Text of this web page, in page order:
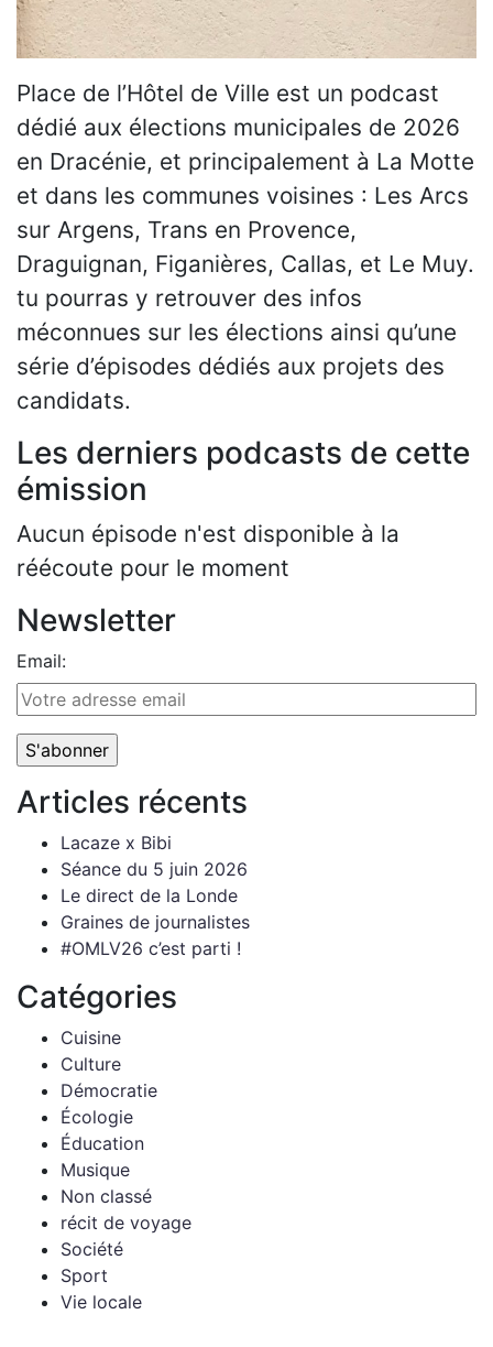
Place de l’Hôtel de Ville est un podcast
dédié aux élections municipales de 2026
en Dracénie, et principalement à La Motte
et dans les communes voisines : Les Arcs
sur Argens, Trans en Provence,
Draguignan, Figanières, Callas, et Le Muy.
tu pourras y retrouver des infos
méconnues sur les élections ainsi qu’une
série d’épisodes dédiés aux projets des
candidats.
Les derniers podcasts de cette
émission
Aucun épisode n'est disponible à la
réécoute pour le moment
Newsletter
Email:
Articles récents
Lacaze x Bibi
Séance du 5 juin 2026
Le direct de la Londe
Graines de journalistes
#OMLV26 c’est parti !
Catégories
Cuisine
Culture
Démocratie
Écologie
Éducation
Musique
Non classé
récit de voyage
Société
Sport
Vie locale